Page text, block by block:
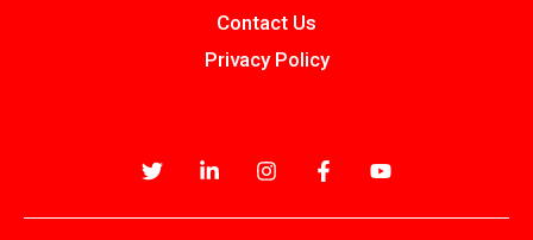
Contact Us
Privacy Policy